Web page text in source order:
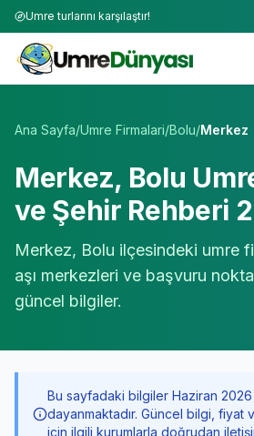
Umre turlarını karşılaştır!
Ana Sayfa/Umre Firmalari/Bolu/Merkez
Merkez, Bolu
ve Şehir Rehberi
Merkez, Bolu ilçesindeki umre
aşı merkezleri ve başvuru
güncel bilgiler.
Bu sayfadaki bilgiler Haziran
dayanmaktadır. Güncel bilgi, fiyat
için ilgili kurumlarla doğrudan